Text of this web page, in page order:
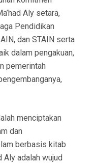
Aly setara,
Pendidikan
dan STAIN serta
dalam pengakuan,
pemerintah
menciptakan
dan
berbasis kitab
Aly adalah wujud